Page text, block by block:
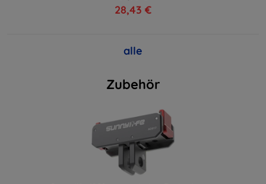
28,43 €
alle
Zubehör